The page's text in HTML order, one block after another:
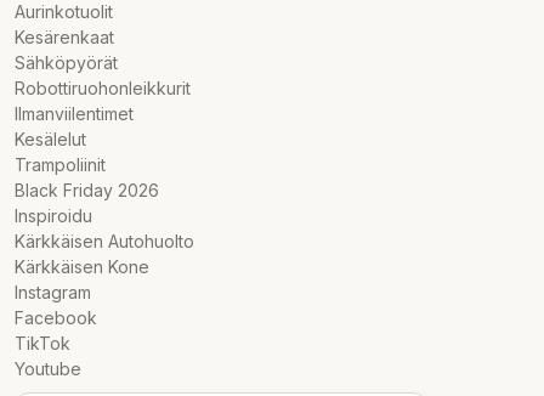
Aurinkotuolit
Kesärenkaat
Sähköpyörät
Robottiruohonleikkurit
Ilmanviilentimet
Kesälelut
Trampoliinit
Black Friday 2026
Inspiroidu
Kärkkäisen Autohuolto
Kärkkäisen Kone
Instagram
Facebook
TikTok
Youtube